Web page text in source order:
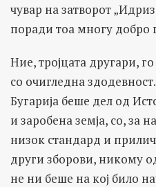
чувар на затворот
поради тоа многу добро
Ние, тројцата другари,
со очигледна
Бугарија беше дел од
и заробена земја, со,
низок стандард и
други зборови, никому
не ни беше на кој било